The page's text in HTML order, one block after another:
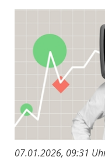
07.01.2026, 09:31